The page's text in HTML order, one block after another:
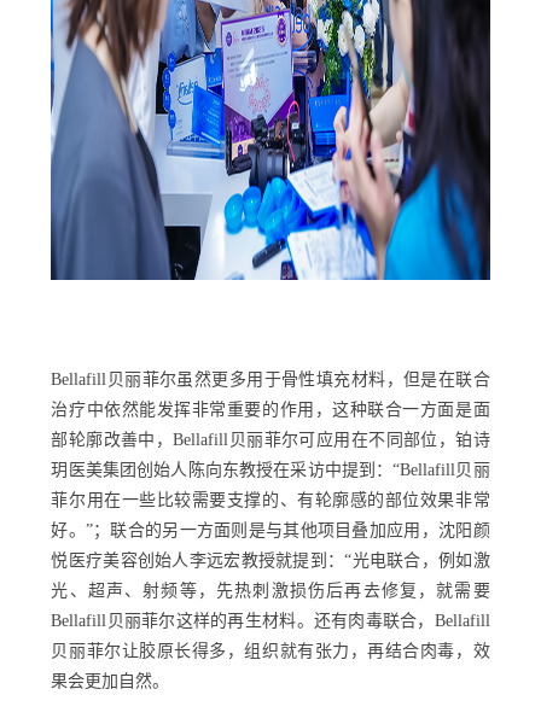
Bellafill贝丽菲尔虽然更多用于骨性填充材料，但是在联合
治疗中依然能发挥非常重要的作用，这种联合一方面是面
部轮廓改善中，Bellafill贝丽菲尔可应用在不同部位，铂诗
玥医美集团创始人陈向东教授在采访中提到：“Bellafill贝丽
菲尔用在一些比较需要支撑的、有轮廓感的部位效果非常
好。”；联合的另一方面则是与其他项目叠加应用，沈阳颜
悦医疗美容创始人李远宏教授就提到：“光电联合，例如激
光、超声、射频等，先热刺激损伤后再去修复，就需要
Bellafill贝丽菲尔这样的再生材料。还有肉毒联合，Bellafill
贝丽菲尔让胶原长得多，组织就有张力，再结合肉毒，效
果会更加自然。